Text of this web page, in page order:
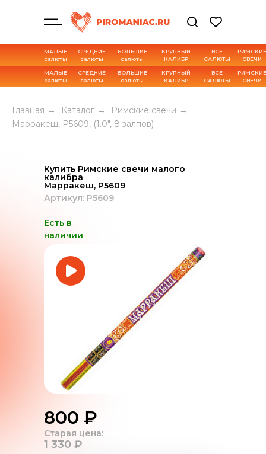
МАЛЫЕ
салюты
ВСЕ
САЛЮТЫ
СРЕДНИЕ
салюты
РИМСКИЕ
СВЕЧИ
БОЛЬШИЕ
салюты
КРУПНЫЙ
КАЛИБР
МАЛЫЕ
салюты
ВСЕ
САЛЮТЫ
СРЕДНИЕ
салюты
РИМСКИЕ
СВЕЧИ
БОЛЬШИЕ
салюты
КРУПНЫЙ
КАЛИБР
Главная → Каталог → Римские свечи →
Марракеш, Р5609, (1.0", 8 залпов)
Купить Римские свечи малого
калибра
Марракеш, Р5609
Характеристика товара
Есть в
наличии
800 ₽
1 330 ₽
Старая цена:
Артикул: Р5609